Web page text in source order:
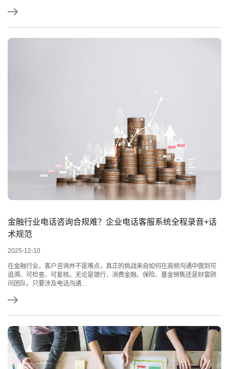
金融行业电话咨询合规难？企业电话客服系统全程录音+话
术规范
2025-12-10
在金融行业，客户咨询并不是难点，真正的挑战来自如何在高频沟通中做到可
追溯、可检查、可复核。无论是银行、消费金融、保险、基金销售还是财富顾
问团队，只要涉及电话沟通...